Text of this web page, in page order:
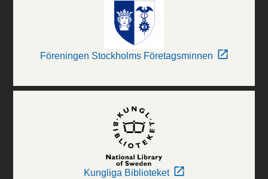
Föreningen Stockholms Företagsminnen
Kungliga Biblioteket